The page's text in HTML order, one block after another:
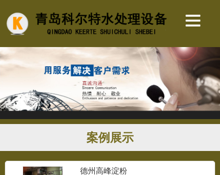
案例展示
德州高峰淀粉